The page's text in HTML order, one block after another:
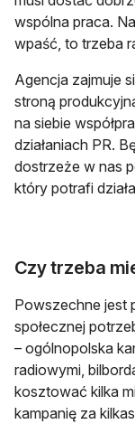
wspólna praca.
wpaść, to trzeba
Agencja zajmuje
stroną
na siebie
działaniach PR.
dostrzeże w nas
który potrafi
Czy trzeba
Powszechne jest
społecznej
– ogólnopolska
radiowymi,
kosztować kilka
kampanię za